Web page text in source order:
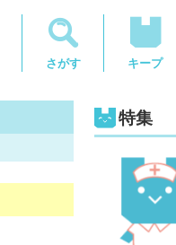
さがす キープ
特集